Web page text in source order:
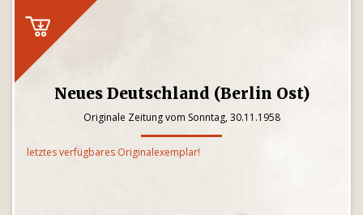
Neues Deutschland (Berlin Ost)
Originale Zeitung vom Sonntag, 30.11.1958
letztes verfügbares Originalexemplar!